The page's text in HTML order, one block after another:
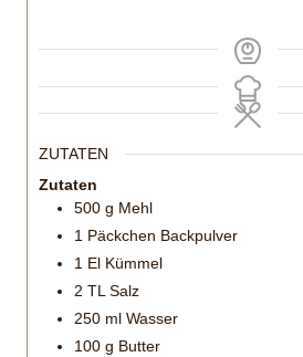
ZUTATEN
Zutaten
500 g Mehl
1 Päckchen Backpulver
1 El Kümmel
2 TL Salz
250 ml Wasser
100 g Butter